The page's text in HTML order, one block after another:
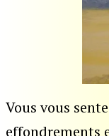
Vous vous
effondrements